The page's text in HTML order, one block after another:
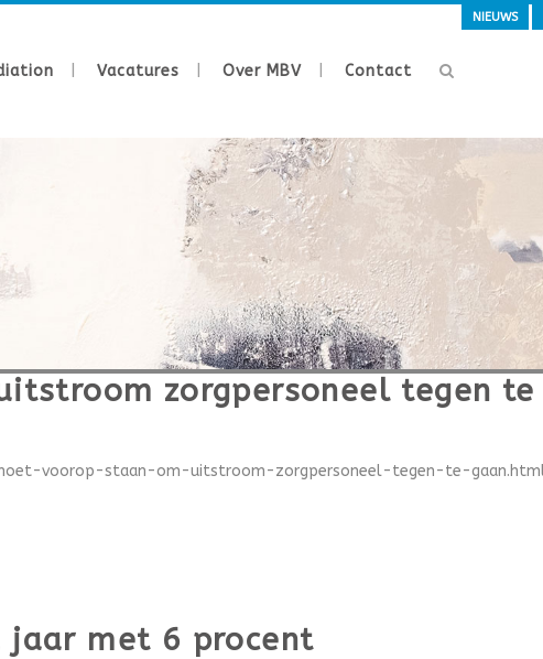
NIEUWS
Vacatures Over MBV Contact
zorgpersoneel tegen te
voorop-staan-om-uitstroom-zorgpersoneel-tegen-te-
jaar met 6 procent